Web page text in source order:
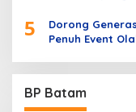
5
Dorong
Penuh Event
BP Batam